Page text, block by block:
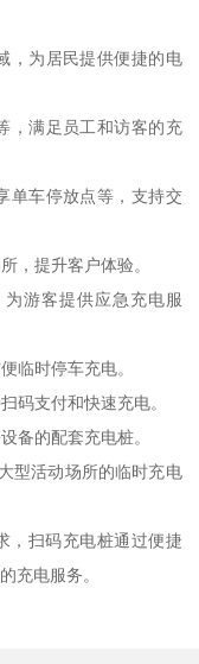
，为居民提供便捷的电
，满足员工和访客的充
单车停放点等，支持交
，提升客户体验。
游客提供应急充电服
临时停车充电。
码支付和快速充电。
备的配套充电桩。
型活动场所的临时充电
，扫码充电桩通过便捷
充电服务。